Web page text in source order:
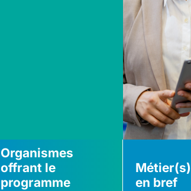
Organismes
offrant le
programme
Métier(s)
en bref